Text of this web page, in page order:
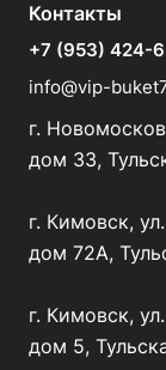
Контакты
+7 (953) 424-
info@vip-
г.
дом 33,
г. Кимовск,
дом 72А,
г. Кимовск,
дом 5,